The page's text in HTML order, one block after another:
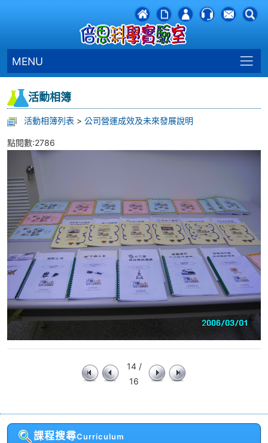
MENU
活動相簿
活動相簿列表 > 公司營運成效及未來發展說明
點閱數:2786
14 /
16
課程搜尋Curriculum